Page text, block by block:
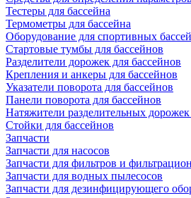
Тестеры для бассейна
Термометры для бассейна
Оборудование для спортивных
Стартовые тумбы для бассейнов
Разделители дорожек для бассейнов
Крепления и анкеры для бассейнов
Указатели поворота для бассейнов
Панели поворота для бассейнов
Натяжители разделительных дорожек
Стойки для бассейнов
Запчасти
Запчасти для насосов
Запчасти для фильтров и
Запчасти для водных пылесосов
Запчасти для дезинфицирующего